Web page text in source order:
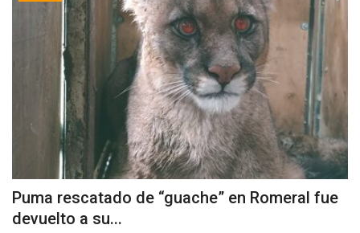
Crónica
Tribunales
Deporte
Política
Espectáculos
Puma rescatado de “guache” en Romeral fue
devuelto a su...